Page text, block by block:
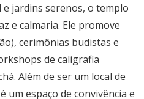
jardins serenos, o templo
e calmaria. Ele promove
cerimônias budistas e
de caligrafia
Além de ser um local de
um espaço de convivência e